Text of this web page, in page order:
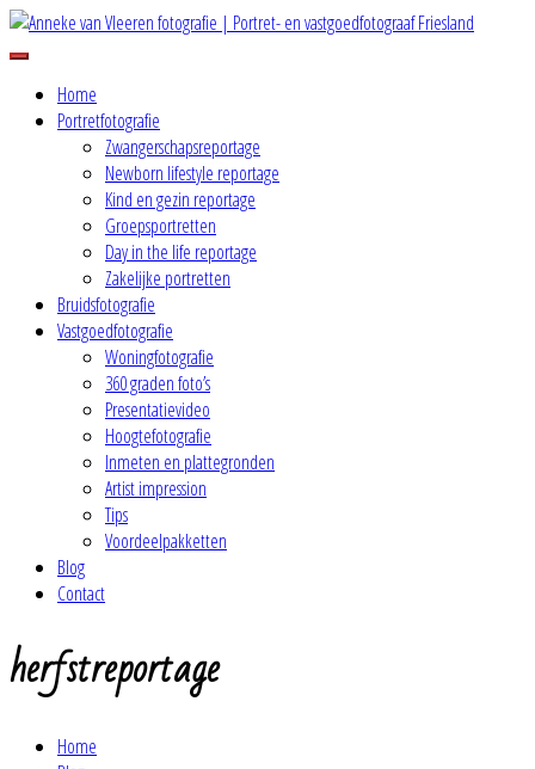
Skip
to
Anneke van Vleeren fotografie |
Portret- en vastgoedfotograaf
Friesland
Because words are not enough
Home
Portretfotografie
Zwangerschapsreportage
Newborn lifestyle reportage
Kind en gezin reportage
Groepsportretten
Day in the life reportage
Zakelijke portretten
Bruidsfotografie
Vastgoedfotografie
Woningfotografie
360 graden foto’s
Presentatievideo
Hoogtefotografie
Inmeten en plattegronden
Artist impression
Tips
Voordeelpakketten
Blog
Contact
herfstreportage
Home